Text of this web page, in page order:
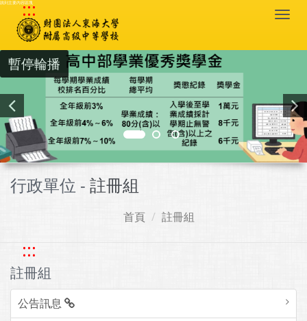
跳到主要內容區塊
:::
暫停輪播
行政單位 - 註冊組
首頁 註冊組
:::
註冊組
公告訊息